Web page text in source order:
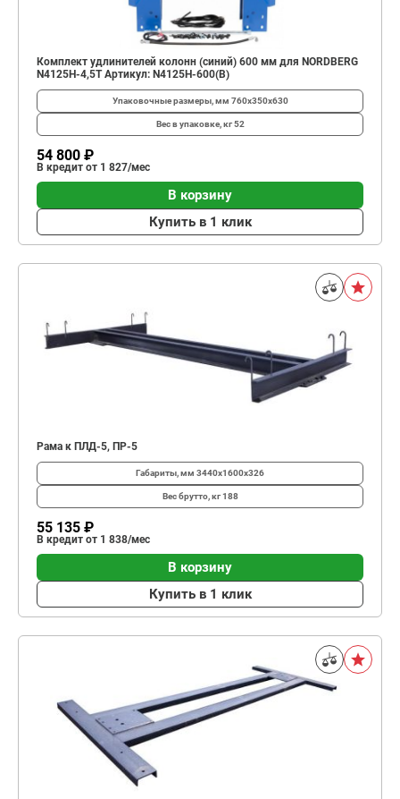
Комплект удлинителей колонн (синий) 600 мм для NORDBERG
N4125H-4,5T Артикул: N4125H-600(B)
Упаковочные размеры, мм 760х350x630
Вес в упаковке, кг52
54 800 ₽
В кредит от 1 827/мес
В корзину
Купить в 1 клик
Рама к ПЛД-5, ПР-5
Габариты, мм 3440х1600х326
Вес брутто, кг188
55 135 ₽
В кредит от 1 838/мес
В корзину
Купить в 1 клик